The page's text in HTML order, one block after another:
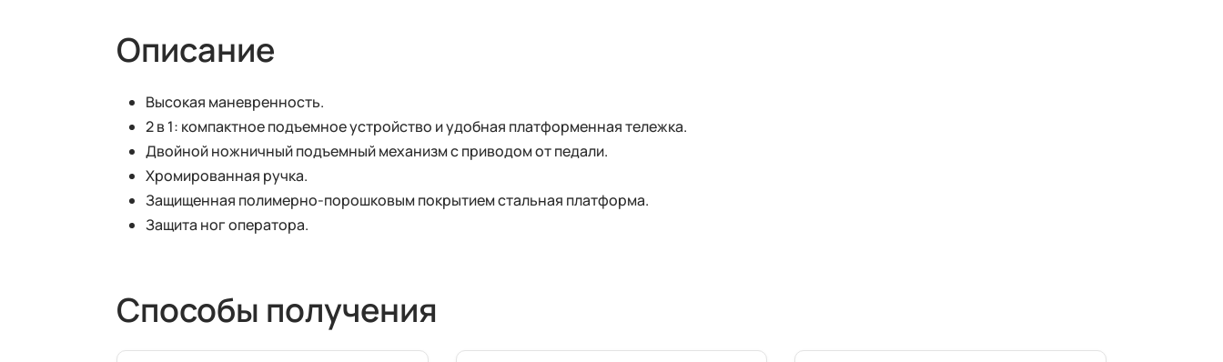
Описание
Высокая маневренность.
2 в 1: компактное подъемное устройство и удобная платформенная тележка.
Двойной ножничный подъемный механизм с приводом от педали.
Хромированная ручка.
Защищенная полимерно-порошковым покрытием стальная платформа.
Защита ног оператора.
Способы получения